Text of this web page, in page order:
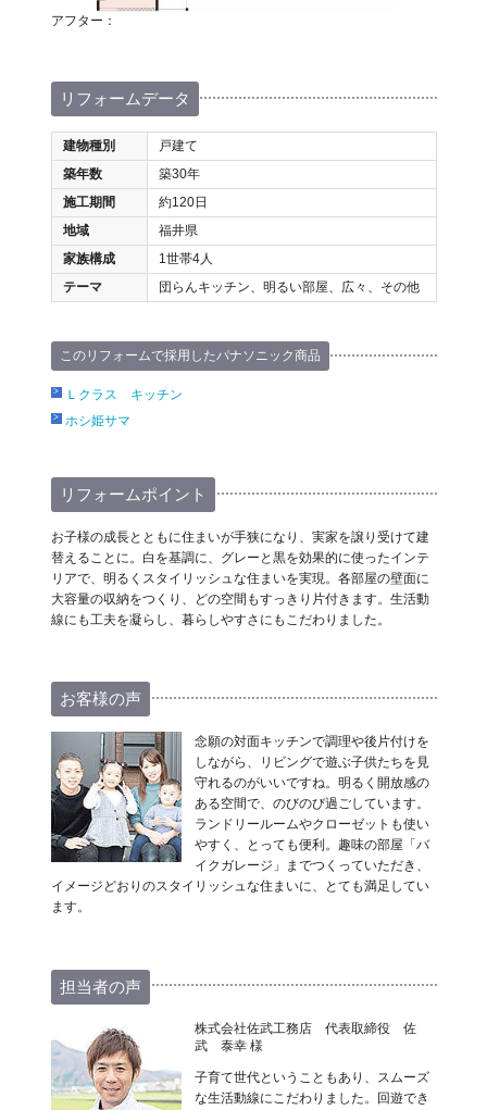
アフター：
リフォームデータ
建物種別
戸建て
築年数
築30年
施工期間
約120日
地域
福井県
家族構成
1世帯4人
テーマ
団らんキッチン、明るい部屋、広々、その他
このリフォームで採用したパナソニック商品
Ｌクラス キッチン
ホシ姫サマ
リフォームポイント
お子様の成長とともに住まいが手狭になり、実家を譲り受けて建
替えることに。白を基調に、グレーと黒を効果的に使ったインテ
リアで、明るくスタイリッシュな住まいを実現。各部屋の壁面に
大容量の収納をつくり、どの空間もすっきり片付きます。生活動
線にも工夫を凝らし、暮らしやすさにもこだわりました。
お客様の声
念願の対面キッチンで調理や後片付けを
しながら、リビングで遊ぶ子供たちを見
守れるのがいいですね。明るく開放感の
ある空間で、のびのび過ごしています。
ランドリールームやクローゼットも使い
やすく、とっても便利。趣味の部屋「バ
イクガレージ」までつくっていただき、
イメージどおりのスタイリッシュな住まいに、とても満足してい
ます。
担当者の声
株式会社佐武工務店 代表取締役 佐
武 泰幸 様
子育て世代ということもあり、スムーズ
な生活動線にこだわりました。回遊でき